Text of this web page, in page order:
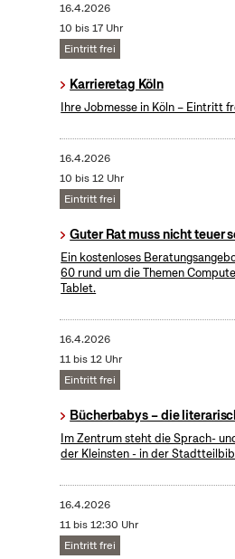
16.4.2026
10 bis 17 Uhr
Eintritt frei
Karrieretag Köln
Ihre Jobmesse in Köln – Eintritt
16.4.2026
10 bis 12 Uhr
Eintritt frei
Guter Rat muss nicht teuer
Ein kostenloses
60 rund um die Themen
Tablet.
16.4.2026
11 bis 12 Uhr
Eintritt frei
Bücherbabys – die
Im Zentrum steht die Sprach-
der Kleinsten - in der
16.4.2026
11 bis 12:30 Uhr
Eintritt frei